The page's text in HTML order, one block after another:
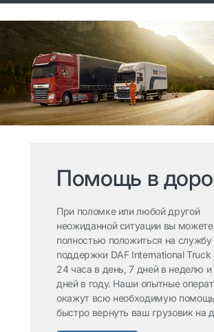
Помощь в
При поломке или любой другой
неожиданной ситуации вы можете
полностью положиться на службу
поддержки DAF International Truck
24 часа в день, 7 дней в неделю
дней в году. Наши опытные
окажут всю необходимую
быстро вернуть ваш грузовик на